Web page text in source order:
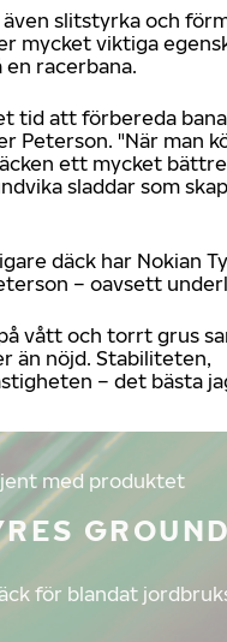
slitstyrka och
mycket viktiga
racerbana.
tid att förbereda
Peterson. "När man
ett mycket
sladdar som
däck har Nokian
– oavsett
vått och torrt grus
än nöjd. Stabiliteten,
– det bästa
med produktet
för blandat